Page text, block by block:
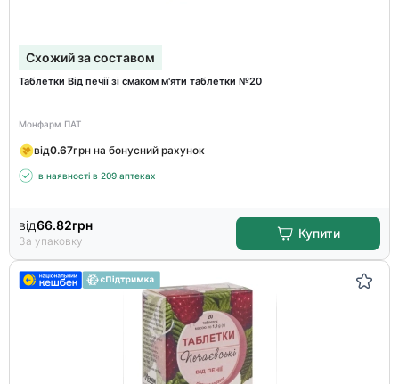
Схожий за составом
Таблетки Від печії зі смаком м'яти таблетки №20
Монфарм ПАТ
від0.67грн на бонусний рахунок
в наявності в 209 аптеках
від66.82грн
За упаковку
Купити